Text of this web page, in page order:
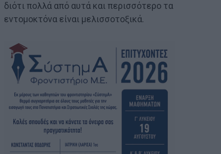
διότι πολλά από αυτά και περισσότερο τα
εντομοκτόνα είναι μελισσοτοξικά.